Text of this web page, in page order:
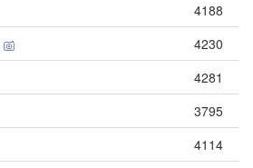
4188
4230
4281
3795
4114